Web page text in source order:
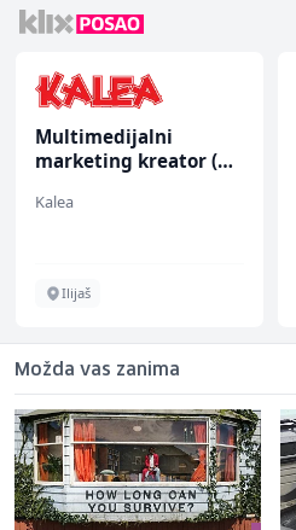
Multimedijalni
marketing kreator (m/
Kalea
Ilijaš
Možda vas zanima